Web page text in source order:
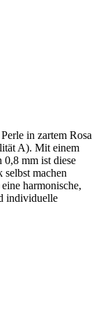
in zartem Rosa
A). Mit einem
0,8 mm ist diese
machen
harmonische,
individuelle